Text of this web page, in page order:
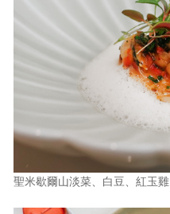
聖米歇爾山淡菜、白豆、紅玉雞